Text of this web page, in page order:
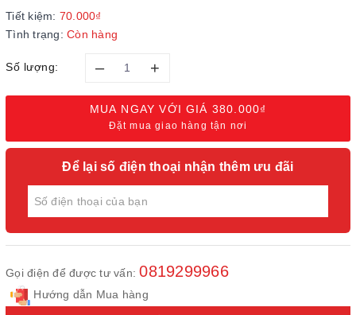
Tiết kiệm: 70.000₫
Tình trạng: Còn hàng
Số lượng: – +
MUA NGAY VỚI GIÁ 380.000₫
Đặt mua giao hàng tận nơi
Để lại số điện thoại nhận thêm ưu đãi
Gọi điện để được tư vấn:0819299966
Hướng dẫn Mua hàng